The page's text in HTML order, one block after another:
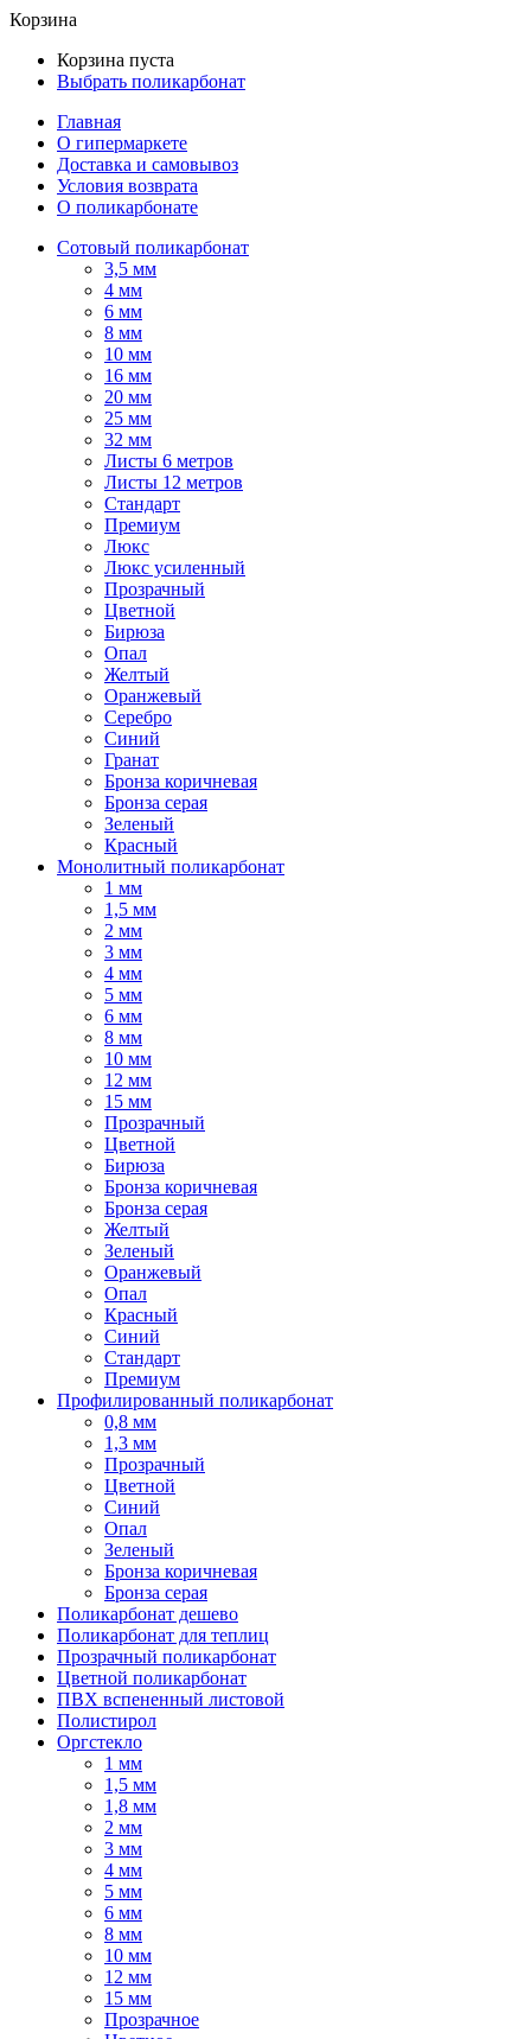
Корзина
Корзина пуста
Выбрать поликарбонат
Главная
О гипермаркете
Доставка и самовывоз
Условия возврата
О поликарбонате
Сотовый поликарбонат
3,5 мм
4 мм
6 мм
8 мм
10 мм
16 мм
20 мм
25 мм
32 мм
Листы 6 метров
Листы 12 метров
Стандарт
Премиум
Люкс
Люкс усиленный
Прозрачный
Цветной
Бирюза
Опал
Желтый
Оранжевый
Серебро
Синий
Гранат
Бронза коричневая
Бронза серая
Зеленый
Красный
Монолитный поликарбонат
1 мм
1,5 мм
2 мм
3 мм
4 мм
5 мм
6 мм
8 мм
10 мм
12 мм
15 мм
Прозрачный
Цветной
Бирюза
Бронза коричневая
Бронза серая
Желтый
Зеленый
Оранжевый
Опал
Красный
Синий
Стандарт
Премиум
Профилированный поликарбонат
0,8 мм
1,3 мм
Прозрачный
Цветной
Синий
Опал
Зеленый
Бронза коричневая
Бронза серая
Поликарбонат дешево
Поликарбонат для теплиц
Прозрачный поликарбонат
Цветной поликарбонат
ПВХ вспененный листовой
Полистирол
Оргстекло
1 мм
1,5 мм
1,8 мм
2 мм
3 мм
4 мм
5 мм
6 мм
8 мм
10 мм
12 мм
15 мм
Прозрачное